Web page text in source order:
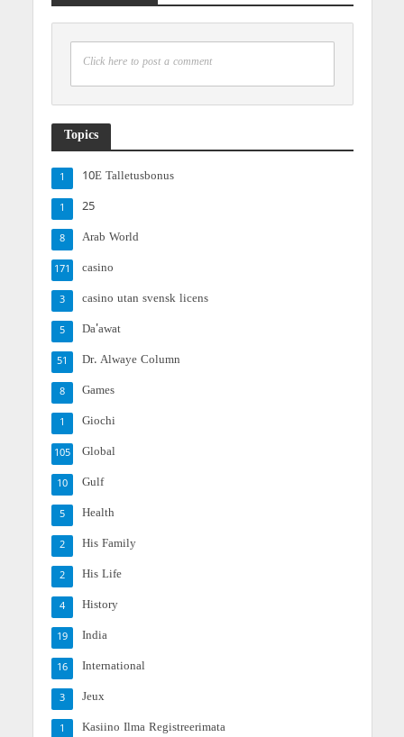
Click here to post a comment
Topics
10E Talletusbonus
1
25
1
Arab World
8
casino
171
casino utan svensk licens
3
Da'awat
5
Dr. Alwaye Column
51
Games
8
Giochi
1
Global
105
Gulf
10
Health
5
His Family
2
His Life
2
History
4
India
19
International
16
Jeux
3
Kasiino Ilma Registreerimata
1